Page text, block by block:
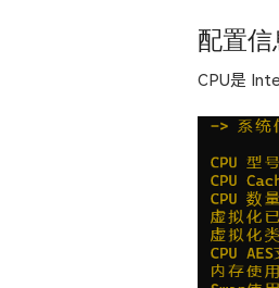
配置信
CPU是